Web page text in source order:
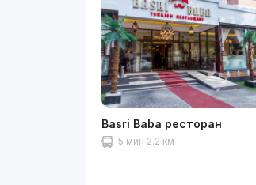
Basri Baba ресторан
5 мин 2.2 км